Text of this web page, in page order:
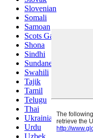
Slovenian
Somali
Samoan
Scots Gaelic
Shona
Sindhi
Sundanese
Swahili
Tajik
Tamil
Telugu
Thai
Ukrainian
Urdu